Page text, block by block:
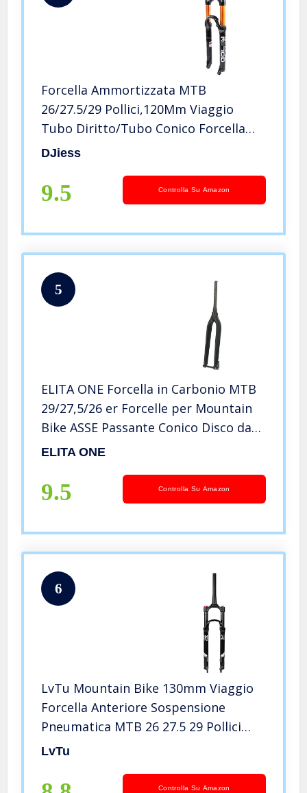
Forcella Ammortizzata MTB
26/27.5/29 Pollici,120Mm Viaggio
Tubo Diritto/Tubo Conico Forcella
Pneumatica D, 29 inches
DJiess
9.5 Controlla Su Amazon
5
ELITA ONE Forcella in Carbonio MTB
29/27,5/26 er Forcelle per Mountain
Bike ASSE Passante Conico Disco da
15 mm 160 mm / 180 mm
ELITA ONE
9.5 Controlla Su Amazon
6
LvTu Mountain Bike 130mm Viaggio
Forcella Anteriore Sospensione
Pneumatica MTB 26 27.5 29 Pollici
9mm QR Freno a Disco Tubo
Spalla (HL) / Controllo della Linea (RL
LvTu
Controlla Su Amazon